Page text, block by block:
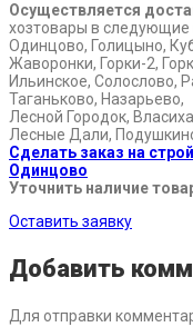
Осуществляется
хозтовары в следующие
Одинцово, Голицыно,
Жаворонки, Горки-2,
Ильинское, Солослово,
Таганьково, Назарьево,
Лесной Городок,
Лесные Дали,
Сделать заказ на
Одинцово
Уточнить наличие
Оставить заявку
Добавить
Для отправки